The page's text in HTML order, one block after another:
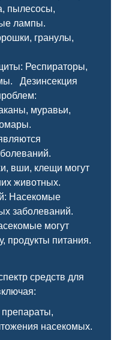
пылесосы,
лампы.
гранулы,
Респираторы,
Дезинсекция
муравьи,
вши, клещи могут
животных.
Насекомые
заболеваний.
могут
продукты питания.
средств для
насекомых.